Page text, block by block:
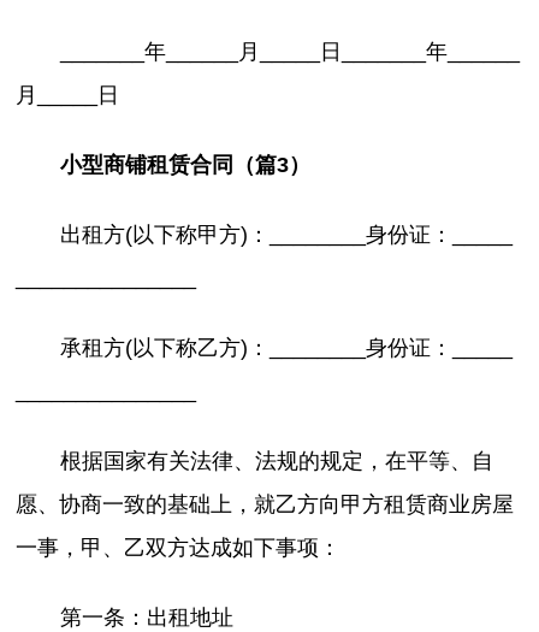
_______年______月_____日_______年______
月_____日
小型商铺租赁合同（篇3）
出租方(以下称甲方)：________身份证：_____
承租方(以下称乙方)：________身份证：_____
根据国家有关法律、法规的规定，在平等、自
愿、协商一致的基础上，就乙方向甲方租赁商业房屋
一事，甲、乙双方达成如下事项：
第一条：出租地址